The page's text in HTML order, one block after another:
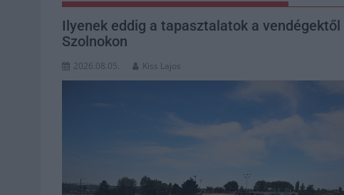
Ilyenek eddig a tapasztalatok a
Szolnokon
2026.08.05. Kiss Lajos